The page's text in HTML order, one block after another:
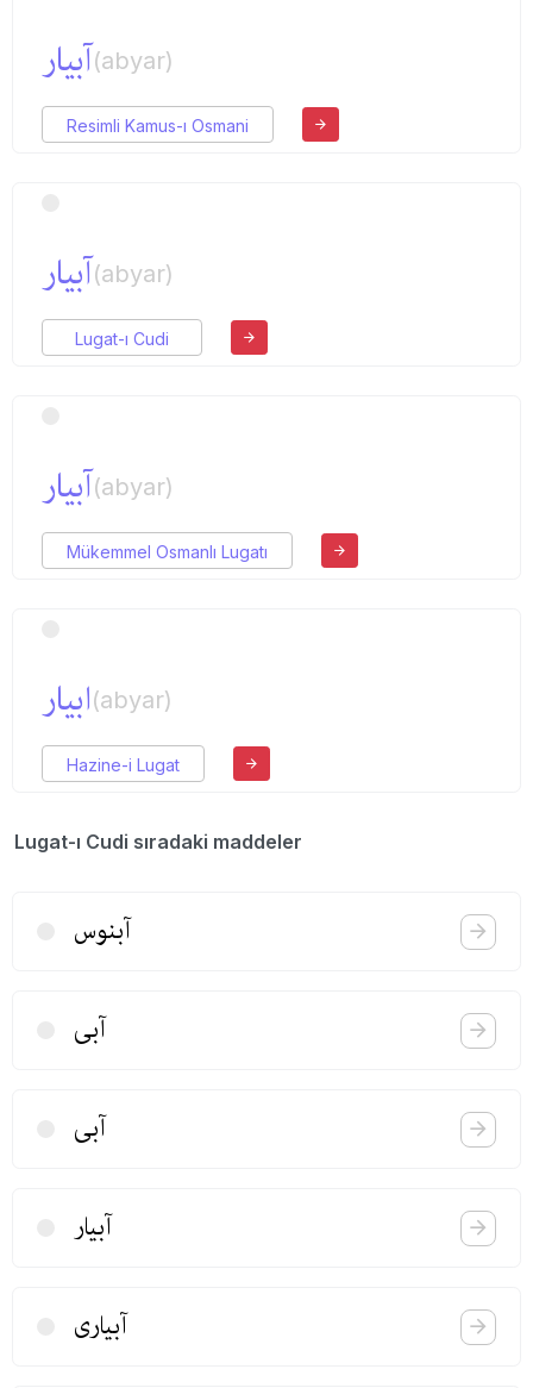
آبیار(abyar)
Resimli Kamus-ı Osmani
آبیار(abyar)
Lugat-ı Cudi
آبیار(abyar)
Mükemmel Osmanlı Lugatı
ابیار(abyar)
Hazine-i Lugat
Lugat-ı Cudi sıradaki maddeler
آبنوس
آبی
آبی
آبیار
آبیاری